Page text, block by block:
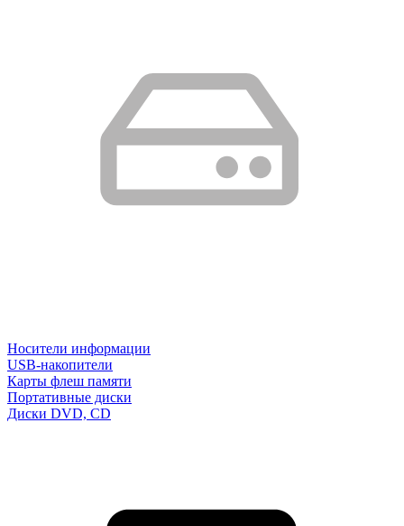
Носители информации
USB-накопители
Карты флеш памяти
Портативные диски
Диски DVD, CD